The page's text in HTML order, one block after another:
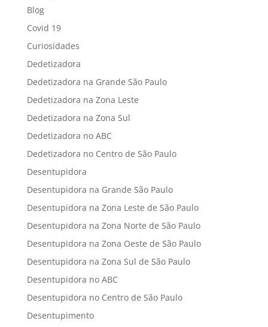
Blog
Covid 19
Curiosidades
Dedetizadora
Dedetizadora na Grande São Paulo
Dedetizadora na Zona Leste
Dedetizadora na Zona Sul
Dedetizadora no ABC
Dedetizadora no Centro de São Paulo
Desentupidora
Desentupidora na Grande São Paulo
Desentupidora na Zona Leste de São Paulo
Desentupidora na Zona Norte de São Paulo
Desentupidora na Zona Oeste de São Paulo
Desentupidora na Zona Sul de São Paulo
Desentupidora no ABC
Desentupidora no Centro de São Paulo
Desentupimento